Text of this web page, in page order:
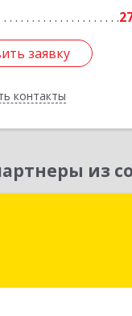
заявку
контакты
заявку
из
г, Дмитровское ш,